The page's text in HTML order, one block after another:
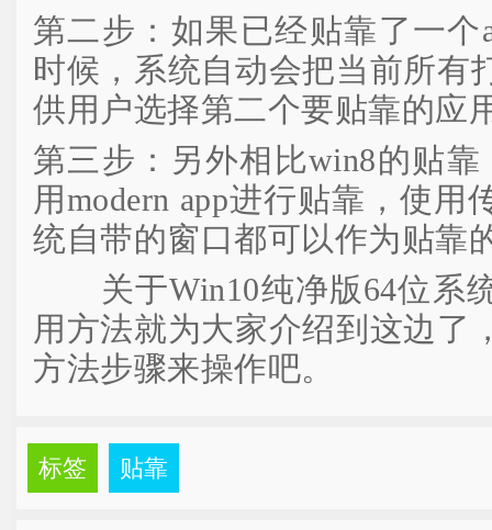
第二步：如果已经贴靠了一个
时候，系统自动会把当前所有
供用户选择第二个要贴靠的应
第三步：另外相比win8的贴
用modern app进行贴靠，使用
统自带的窗口都可以作为贴靠
关于Win10纯净版64位系
用方法就为大家介绍到这边了
方法步骤来操作吧。
标签 贴靠